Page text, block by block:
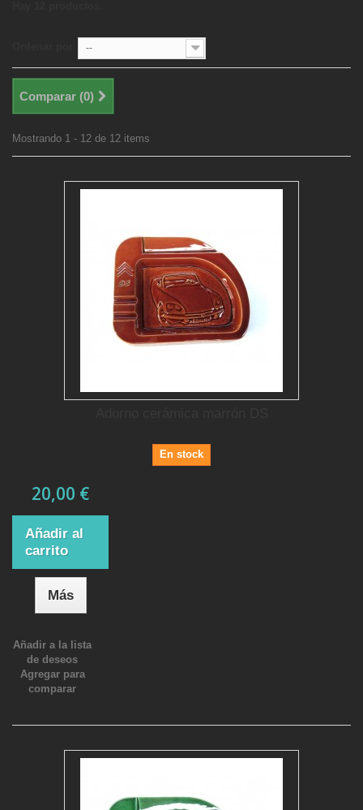
--
Comparar (0)
Mostrando 1 - 12 de 12 items
En stock
20,00 €
Añadir al
carrito
Más
Añadir a la lista
de deseos
Agregar para
comparar